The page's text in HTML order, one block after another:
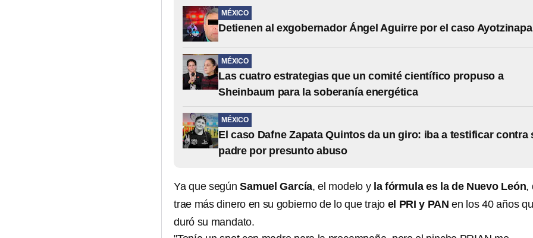
MÉXICO
Detienen al exgobernador Ángel Aguirre por el caso Ayotzinapa
MÉXICO
Las cuatro estrategias que un comité científico propuso a
Sheinbaum para la soberanía energética
MÉXICO
El caso Dafne Zapata Quintos da un giro: iba a testificar contra
padre por presunto abuso
Ya que según Samuel García, el modelo yla fórmula es la de Nuevo León,
trae más dinero en su gobierno de lo que trajo el PRI y PAN en los 40 años
duró su mandato.